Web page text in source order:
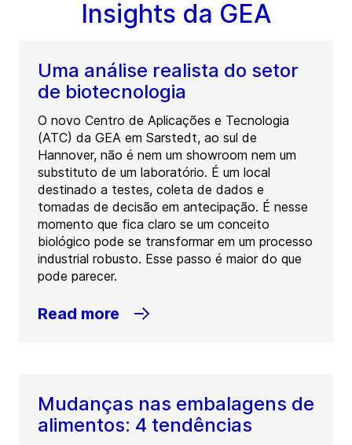
Insights da GEA
Uma análise realista do setor
de biotecnologia
O novo Centro de Aplicações e Tecnologia
(ATC) da GEA em Sarstedt, ao sul de
Hannover, não é nem um showroom nem um
substituto de um laboratório. É um local
destinado a testes, coleta de dados e
tomadas de decisão em antecipação. É nesse
momento que fica claro se um conceito
biológico pode se transformar em um processo
industrial robusto. Esse passo é maior do que
pode parecer.
Read more
Mudanças nas embalagens de
alimentos: 4 tendências